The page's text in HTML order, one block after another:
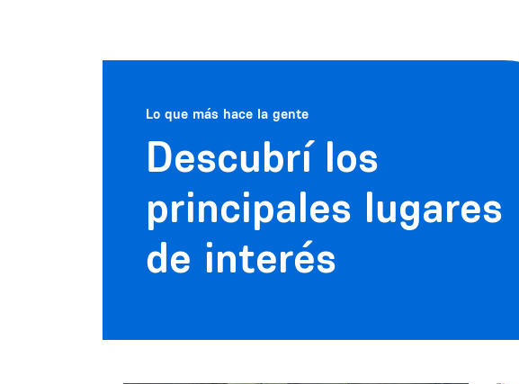
Lo que más hace la gente
Descubrí los
principales lugares
de interés